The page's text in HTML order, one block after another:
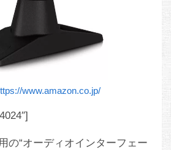
www.amazon.co.jp/
の“オーディオインターフェー